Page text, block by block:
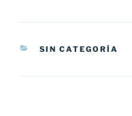
CATEGORÍAS
SIN CATEGORÍA